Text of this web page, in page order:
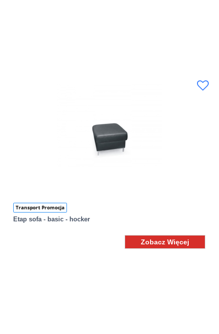
Transport Promocja
Etap sofa - basic - hocker
Zobacz Więcej